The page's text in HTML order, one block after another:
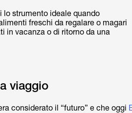
lo strumento ideale quando
freschi da regalare o magari
in vacanza o di ritorno da una
viaggio
considerato il “futuro” e che oggi